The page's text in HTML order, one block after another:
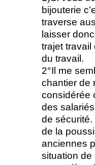
bijouterie
traverse
laisser
trajet
du travail.
2°Il me
chantier de
considérée
des
de
de la
anciennes
situation de